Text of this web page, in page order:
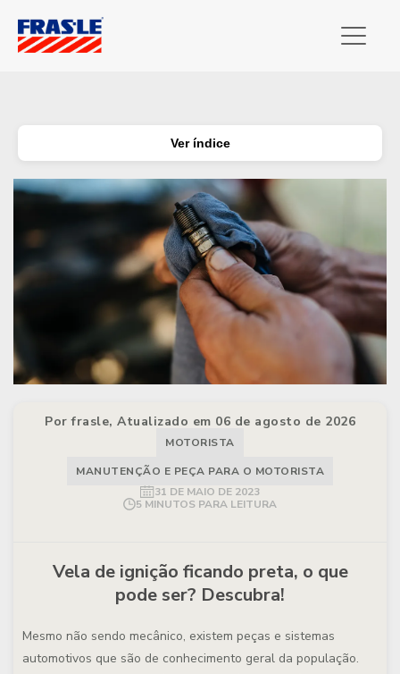
Ver índice
Por frasle, Atualizado em 06 de agosto de 2026
MOTORISTA
MANUTENÇÃO E PEÇA PARA O MOTORISTA
31 DE MAIO DE 2023
5 MINUTOS PARA LEITURA
Vela de ignição ficando preta, o que
pode ser? Descubra!
Mesmo não sendo mecânico, existem peças e sistemas
automotivos que são de conhecimento geral da população.